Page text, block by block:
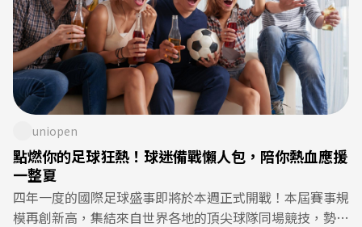
最高各回饋100點OPENPOINT活動。公路養管費(汽燃費)
活動自6月24日起於中國信託行動銀行APP開始領券，數量
有限，領完為止。~中國信託uniopen聯名卡繳公路養管費
(汽燃費)/地價稅活動~🔶公路養管費(汽燃費)領券時間：20
26/6/24(三)15:00起，繳稅期間2026/7/1~2026/7/31🔶地
價稅領券時間：2026/10/28(三)15:00起，繳稅期間2026/1
1/1~2026/11/30🔶活動內容：於7-ELEVEN門市刷中國信託
uniopen聯名卡繳稅，2,000元以下回饋50點OPENPOIN
T，2,000元(含)以上回饋100點OPENPOINT🔶備註：每活
動每戶回饋上限100點，以各自繳稅期間繳稅總額計算回
饋；須於中信銀APP領取優惠券，限15萬份；本活動限於7-
作品都是藝術家對生命的回應，承載了思想和情感，而創作
的旅途仍在延續，它將使我的答案變得更加完整。在「心隨
筆走」的訓練養成中，我拋開了嚴謹的輪廓，於虛實之間捕
捉萬物的真實，在筆觸的揮灑與收斂之間尋找平衡。看更多
展覽資訊《今日特選：生活》 參展藝術家：陳民芳、龔名
俐主辦單位：玲廊滿藝 藝展時間：2026/06/10(三) ~ 09/11
(五)藝展地點：LA ONE (高雄市前鎮區成功二路11號)《線
上觀展》
uniopen
點燃你的足球狂熱！球迷備戰懶人包，陪你熱血應援
一整夏
四年一度的國際足球盛事即將於本週正式開戰！本屆賽事規
模再創新高，集結來自世界各地的頂尖球隊同場競技，勢必